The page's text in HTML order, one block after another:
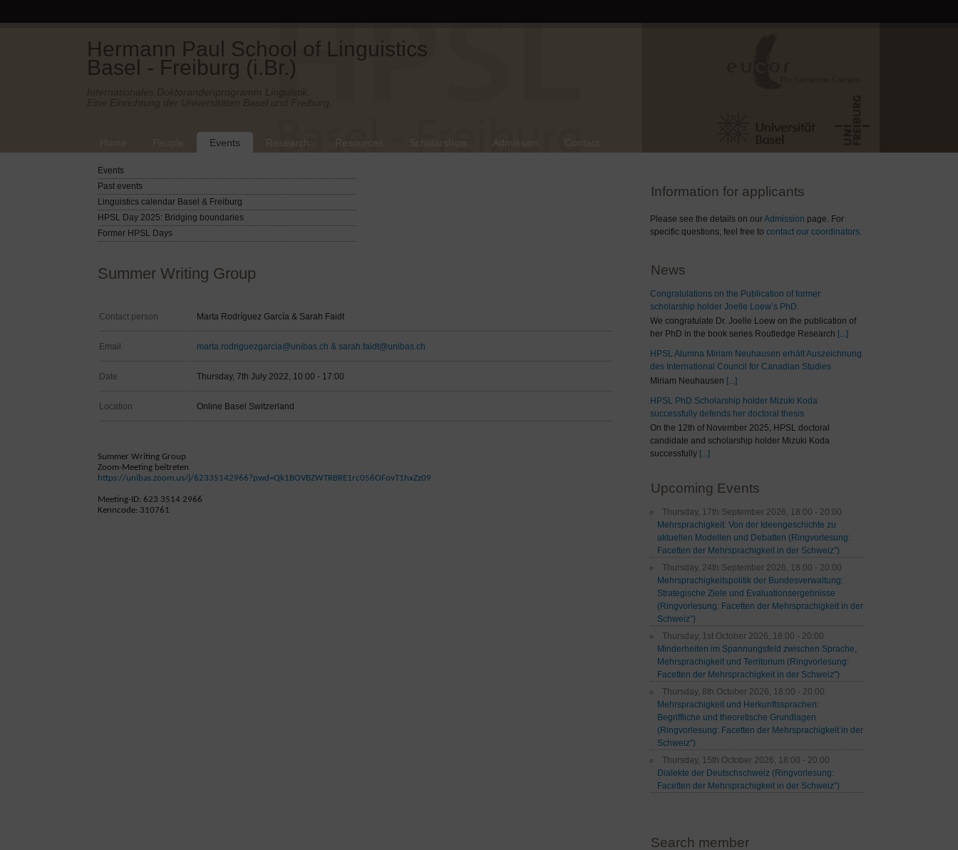
Hermann Paul School of Linguistics
Basel - Freiburg (i.Br.)
Events
Events
Past events
Linguistics calendar Basel & Freiburg
HPSL Day 2025: Bridging boundaries
Former HPSL Days
Summer Writing Group
Contact person Marta Rodríguez García & Sarah Faidt
Email marta.rodriguezgarcia@unibas.ch & sarah.faidt@unibas.ch
Date Thursday, 7th July 2022, 10:00 - 17:00
Location Online Basel Switzerland
Summer Writing Group
Zoom-Meeting beitreten
https://unibas.zoom.us/j/62335142966?pwd=Qk1BOVBZWTRBRE1rc056OFovT1hxZz09
Meeting-ID: 623 3514 2966
Kenncode: 310761
Information for applicants
Please see the details on ourAdmission page. For
specific questions, feel free to contact our coordinators.
News
Congratulations on the Publication of former
scholarship holder Joelle Loew’s PhD.
We congratulate Dr. Joelle Loew on the publication of
her PhD in the book series Routledge Research [...]
HPSL Alumna Miriam Neuhausen erhält Auszeichnung
des International Council for Canadian Studies
Miriam Neuhausen [...]
HPSL PhD Scholarship holder Mizuki Koda
successfully defends her doctoral thesis
On the 12th of November 2025, HPSL doctoral
candidate and scholarship holder Mizuki Koda
successfully [...]
Upcoming Events
Thursday, 17th September 2026, 18:00 - 20:00
Mehrsprachigkeit: Von der Ideengeschichte zu
aktuellen Modellen und Debatten (Ringvorlesung:
Facetten der Mehrsprachigkeit in der Schweiz")
Thursday, 24th September 2026, 18:00 - 20:00
Mehrsprachigkeitspolitik der Bundesverwaltung:
Strategische Ziele und Evaluationsergebnisse
(Ringvorlesung: Facetten der Mehrsprachigkeit in der
Schweiz”)
Thursday, 1st October 2026, 18:00 - 20:00
Minderheiten im Spannungsfeld zwischen Sprache,
Mehrsprachigkeit und Territorium (Ringvorlesung:
Facetten der Mehrsprachigkeit in der Schweiz")
Thursday, 8th October 2026, 18:00 - 20:00
Mehrsprachigkeit und Herkunftssprachen:
Begriffliche und theoretische Grundlagen
(Ringvorlesung: Facetten der Mehrsprachigkeit in der
Schweiz")
Thursday, 15th October 2026, 18:00 - 20:00
Dialekte der Deutschschweiz (Ringvorlesung:
Facetten der Mehrsprachigkeit in der Schweiz")
Search member